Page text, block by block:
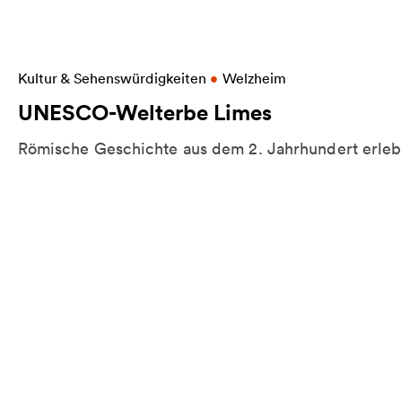
Kultur & Sehenswürdigkeiten • Welzheim
UNESCO-Welterbe Limes
Römische Geschichte aus dem 2. Jahrhundert
Weitere Informationen zu UNESCO-Welterbe